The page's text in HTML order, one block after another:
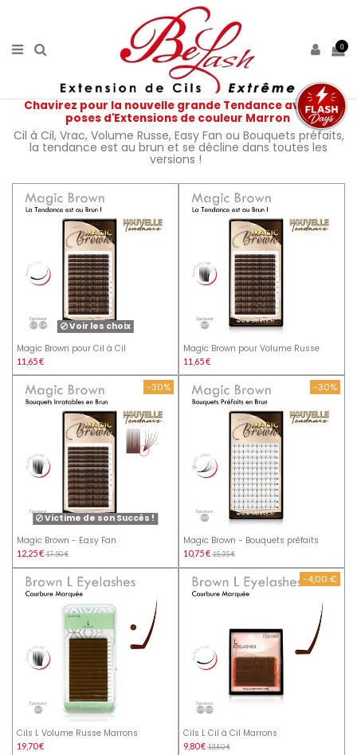
0
Chavirez pour la nouvelle grande Tendance avec les
poses d'Extensions de couleur Marron
Cil à Cil, Vrac, Volume Russe, Easy Fan ou Bouquets préfaits,
la tendance est au brun et se décline dans toutes les
versions !
Voir les choix
Magic Brown pour Cil à Cil
11,65 €
Magic Brown pour Volume Russe
11,65 €
-30%
Victime de son Succès !
Magic Brown - Easy Fan
12,25 €17,50 €
-30%
Magic Brown - Bouquets préfaits
10,75 €15,35 €
Cils L Volume Russe Marrons
19,70 €
-4,00 €
Cils L Cil à Cil Marrons
9,80 €13,80 €